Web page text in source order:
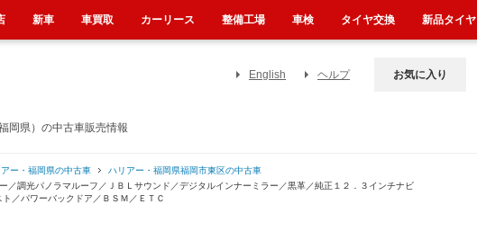
県）の中古車販売情報
English ヘルプ お気に入り
ー・福岡県の中古車
ハリアー・福岡県福岡市東区の中古車
調光パノラマルーフ／ＪＢＬサウンド／デジタルインナーミラー／黒革／純正１２．３インチナビ
／パワーバックドア／ＢＳＭ／ＥＴＣ
新車 車買取 カーリース 整備工場 車検 タイヤ交換 新品タイヤ